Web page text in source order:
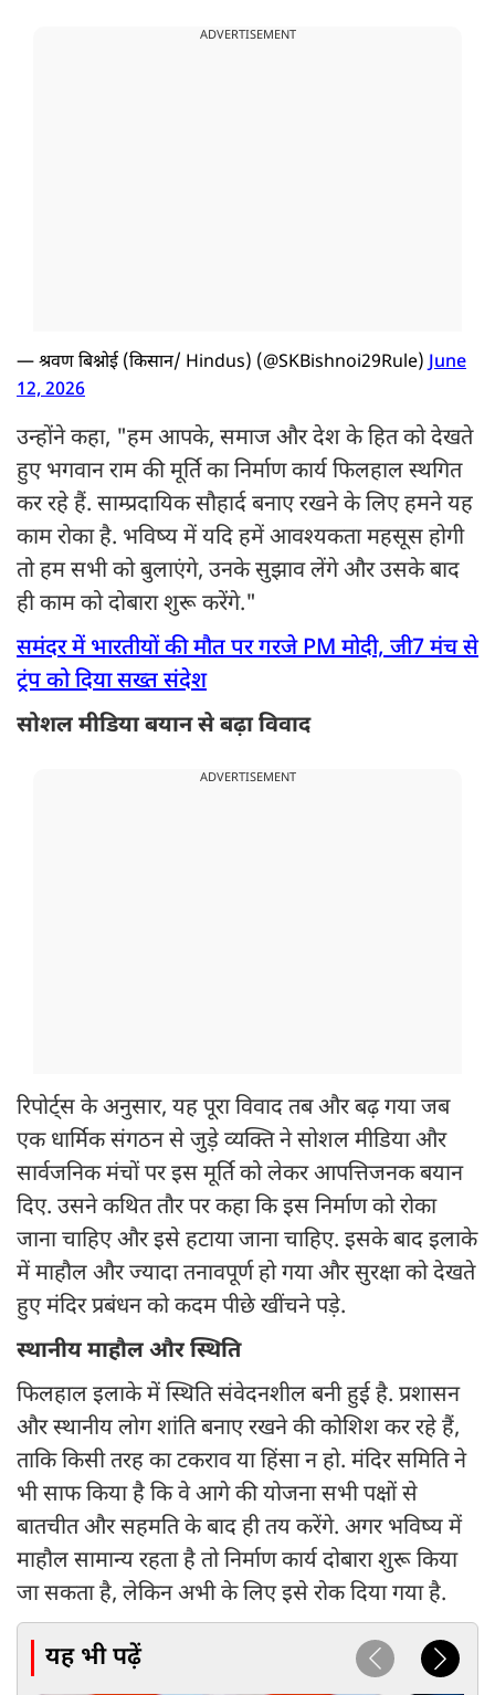
ADVERTISEMENT
— श्रवण बिश्नोई (किसान/ Hindus) (@SKBishnoi29Rule)June
12, 2026
उन्होंने कहा, "हम आपके, समाज और देश के हित को देखते
हुए भगवान राम की मूर्ति का निर्माण कार्य फिलहाल स्थगित
कर रहे हैं. साम्प्रदायिक सौहार्द बनाए रखने के लिए हमने यह
काम रोका है. भविष्य में यदि हमें आवश्यकता महसूस होगी
तो हम सभी को बुलाएंगे, उनके सुझाव लेंगे और उसके बाद
ही काम को दोबारा शुरू करेंगे."
समंदर में भारतीयों की मौत पर गरजे PM मोदी, जी7 मंच से
ट्रंप को दिया सख्त संदेश
सोशल मीडिया बयान से बढ़ा विवाद
ADVERTISEMENT
रिपोर्ट्स के अनुसार, यह पूरा विवाद तब और बढ़ गया जब
एक धार्मिक संगठन से जुड़े व्यक्ति ने सोशल मीडिया और
सार्वजनिक मंचों पर इस मूर्ति को लेकर आपत्तिजनक बयान
दिए. उसने कथित तौर पर कहा कि इस निर्माण को रोका
जाना चाहिए और इसे हटाया जाना चाहिए. इसके बाद इलाके
में माहौल और ज्यादा तनावपूर्ण हो गया और सुरक्षा को देखते
हुए मंदिर प्रबंधन को कदम पीछे खींचने पड़े.
स्थानीय माहौल और स्थिति
फिलहाल इलाके में स्थिति संवेदनशील बनी हुई है. प्रशासन
और स्थानीय लोग शांति बनाए रखने की कोशिश कर रहे हैं,
ताकि किसी तरह का टकराव या हिंसा न हो. मंदिर समिति ने
भी साफ किया है कि वे आगे की योजना सभी पक्षों से
बातचीत और सहमति के बाद ही तय करेंगे. अगर भविष्य में
माहौल सामान्य रहता है तो निर्माण कार्य दोबारा शुरू किया
जा सकता है, लेकिन अभी के लिए इसे रोक दिया गया है.
यह भी पढ़ें